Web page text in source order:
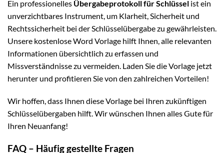
Ein professionelles Übergabeprotokoll für Schlüssel ist ein
unverzichtbares Instrument, um Klarheit, Sicherheit und
Rechtssicherheit bei der Schlüsselübergabe zu gewährleisten.
Unsere kostenlose Word Vorlage hilft Ihnen, alle relevanten
Informationen übersichtlich zu erfassen und
Missverständnisse zu vermeiden. Laden Sie die Vorlage jetzt
herunter und profitieren Sie von den zahlreichen Vorteilen!
Wir hoffen, dass Ihnen diese Vorlage bei Ihren zukünftigen
Schlüsselübergaben hilft. Wir wünschen Ihnen alles Gute für
Ihren Neuanfang!
FAQ – Häufig gestellte Fragen